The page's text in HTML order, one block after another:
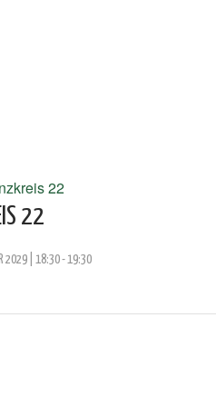
22
22
2029 | 18:30-19:30